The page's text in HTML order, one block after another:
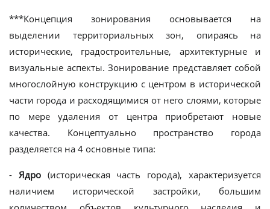
***Концепция зонирования основывается на
выделении территориальных зон, опираясь на
исторические, градостроительные, архитектурные и
визуальные аспекты. Зонирование представляет собой
многослойную конструкцию с центром в исторической
части города и расходящимися от него слоями, которые
по мере удаления от центра приобретают новые
качества. Концептуально пространство города
разделяется на 4 основные типа:
- Ядро(историческая часть города), характеризуется
наличием исторической застройки, большим